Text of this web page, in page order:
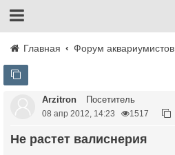
Главная Форум аквариумистов
Arzitron Посетитель
08 апр 2012, 14:23 1517
Не растет валиснерия